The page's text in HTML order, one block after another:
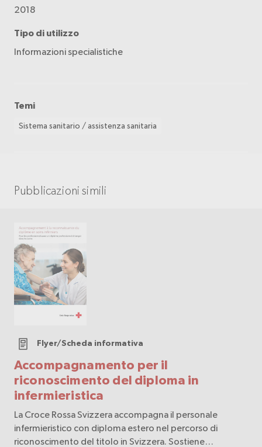
2018
Tipo di utilizzo
Informazioni specialistiche
Temi
Sistema sanitario / assistenza sanitaria
Pubblicazioni simili
Accompagnamento per il
riconoscimento del diploma in
infermieristica
Flyer/Scheda informativa
La Croce Rossa Svizzera accompagna il personale
infermieristico con diploma estero nel percorso di
riconoscimento del titolo in Svizzera. Sostiene